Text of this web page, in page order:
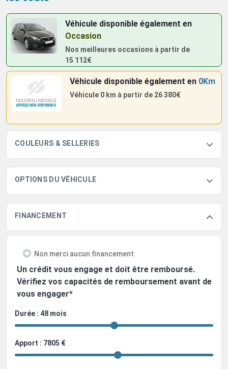
Véhicule disponible égalementen
Occasion
Nos meilleures occasions à partir de
15 112€
Véhicule disponible également en 0Km
Véhicule 0 km à partir de 26 380€
COULEURS & SELLERIES
OPTIONS DU VÉHICULE
FINANCEMENT
Non merci aucun financement
Un crédit vous engage et doit être remboursé.
Vérifiez vos capacités de remboursement avant de
vous engager*
Durée : 48 mois
Apport : 7805 €